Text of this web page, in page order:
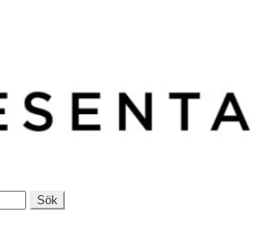
Sök